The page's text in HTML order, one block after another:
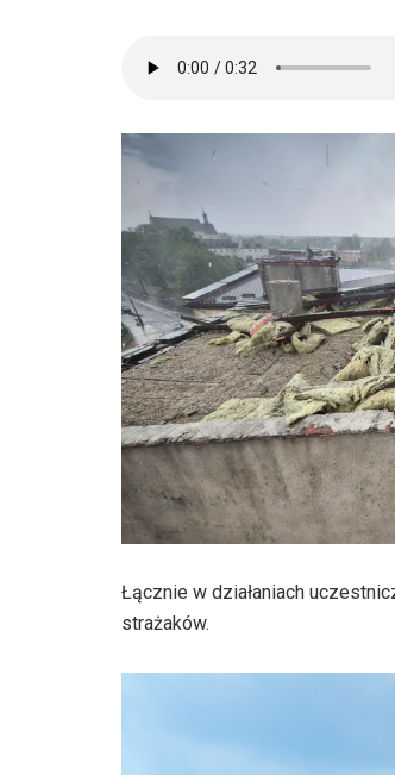
Łącznie w działaniach
strażaków.